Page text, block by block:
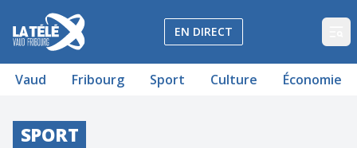
La Télé - Télévision régionale Vaud et Fribourg
EN DIRECT
Vaud Fribourg Sport Culture Économie
SPORT